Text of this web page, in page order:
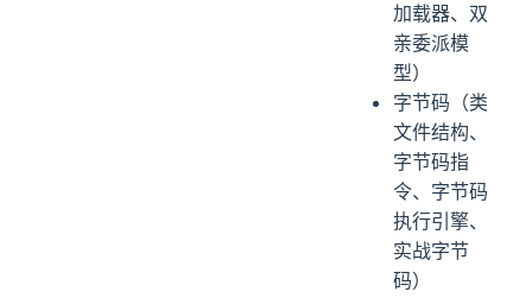
加载器、双
亲委派模
型）
字节码（类
文件结构、
字节码指
令、字节码
执行引擎、
实战字节
码）